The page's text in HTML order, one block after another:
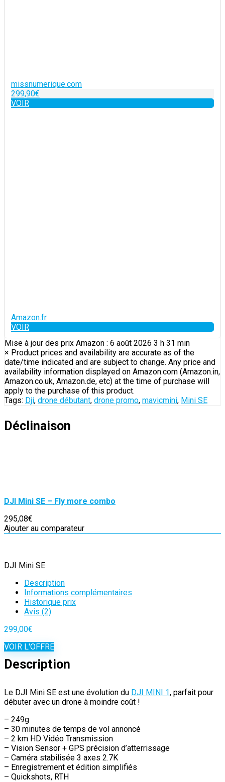
missnumerique.com
299,90€
VOIR
Amazon.fr
VOIR
Mise à jour des prix Amazon : 6 août 2026 3 h 31 min
× Product prices and availability are accurate as of the
date/time indicated and are subject to change. Any price and
availability information displayed on Amazon.com (Amazon.in,
Amazon.co.uk, Amazon.de, etc) at the time of purchase will
apply to the purchase of this product.
Tags: Dji, drone débutant, drone promo, mavicmini, Mini SE
Déclinaison
DJI Mini SE – Fly more combo
295,08€
Ajouter au comparateur
DJI Mini SE
Description
Informations complémentaires
Historique prix
Avis (2)
299,00€
VOIR L'OFFRE
Description
Le DJI Mini SE est une évolution du DJI MINI 1, parfait pour
débuter avec un drone à moindre coût !
– 249g
– 30 minutes de temps de vol annoncé
– 2 km HD Vidéo Transmission
– Vision Sensor + GPS précision d’atterrissage
– Caméra stabilisée 3 axes 2.7K
– Enregistrement et édition simplifiés
– Quickshots, RTH